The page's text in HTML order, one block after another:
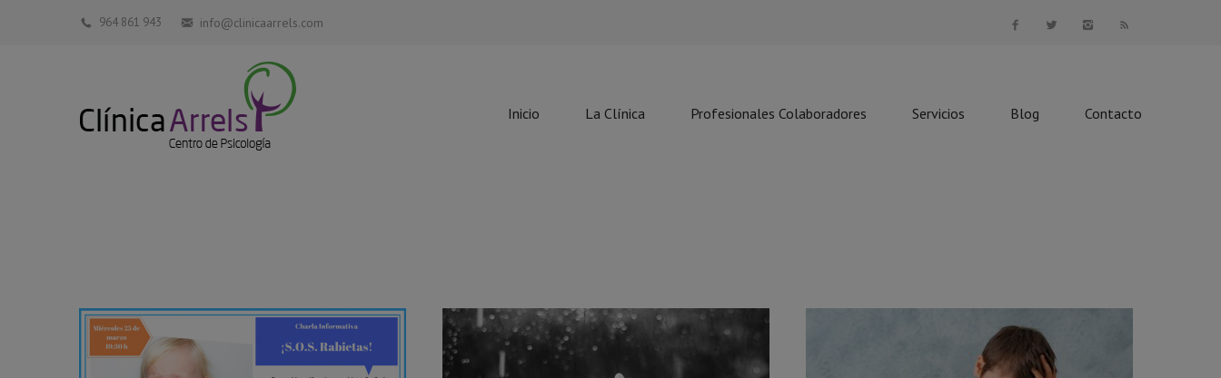
964 861 943 info@clinicaarrels.com
Inicio La Clínica Profesionales Colaboradores Servicios Blog Contacto